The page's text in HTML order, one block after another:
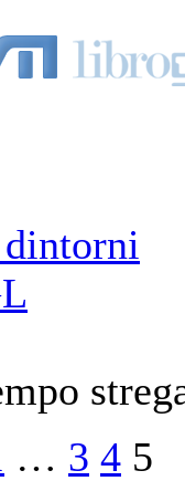
… 3 4 5